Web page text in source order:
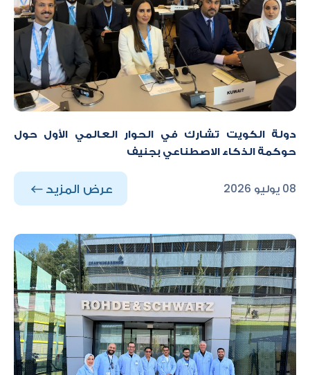
دولة الكويت تشارك في الحوار العالمي الأول حول
حوكمة الذكاء الاصطناعي بجنيف
08 يوليو 2026 عرض المزيد